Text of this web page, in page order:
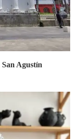
Agustín